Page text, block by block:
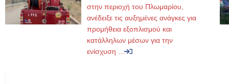
στην περιοχή του Πλωμαρίου,
ανέδειξε τις αυξημένες ανάγκες για
προμήθεια εξοπλισμού και
κατάλληλων μέσων για την
ενίσχυση ...